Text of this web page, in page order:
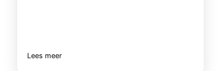
Lees meer